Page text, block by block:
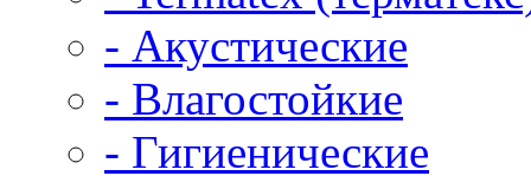
- Акустические
- Влагостойкие
- Гигиенические